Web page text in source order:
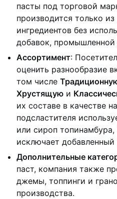
пасты под торговой
производится только
ингредиентов без
добавок, промышленной
Ассортимент:
оценить разнообразие
том числе
Хрустящую и
их составе в качестве
подсластителя
или сироп
исключает добавленный
Дополнительные
паст, компания также
джемы, топпинги и
производства.